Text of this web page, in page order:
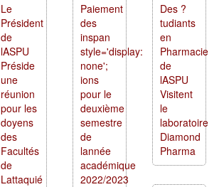
Le
Président
de
lASPU
Préside
une
réunion
pour les
doyens
des
Facultés
de
Lattaquié
Paiement
des
inspan
style='display:
none';
ions
pour le
deuxième
semestre
de
lannée
académique
2022/2023
Des ?
tudiants
en
Pharmacie
de
lASPU
Visitent
le
laboratoire
Diamond
Pharma